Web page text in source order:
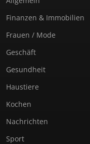
Finanzen & Immobilien
Frauen / Mode
Geschäft
Gesundheit
Haustiere
Kochen
Nachrichten
Sport